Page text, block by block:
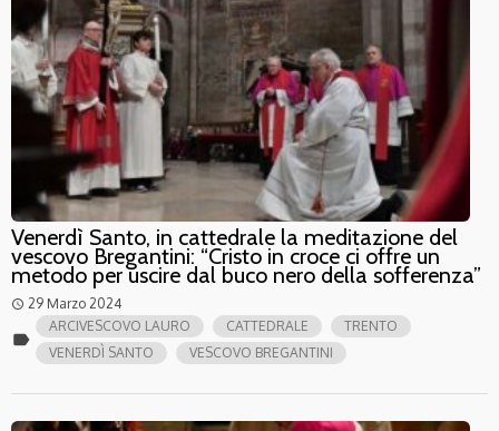
Venerdì Santo, in cattedrale la meditazione del
vescovo Bregantini: “Cristo in croce ci offre un
metodo per uscire dal buco nero della sofferenza”
access_time 29 Marzo 2024
label
ARCIVESCOVO LAURO CATTEDRALE
TRENTO
VENERDÌ SANTO
VESCOVO BREGANTINI